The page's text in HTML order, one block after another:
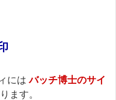
にはバッチ博士のサイ
ます。